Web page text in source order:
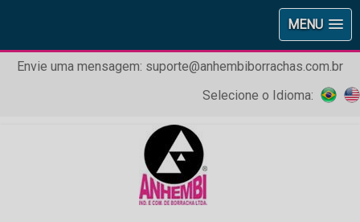
MENU
Envie uma mensagem: suporte@anhembiborrachas.com.br
Selecione o Idioma: